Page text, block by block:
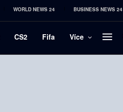
WORLD NEWS 24 BUSINESS NEWS 24
CS2 Fifa Více